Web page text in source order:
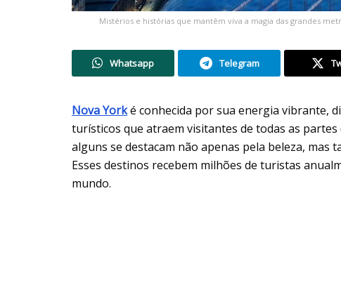
Mistérios e histórias que mantêm viva a magia das grandes
Whatsapp Telegram
Nova Yorké conhecida por sua energia vibrante,
turísticos que atraem visitantes de todas as
alguns se destacam não apenas pela beleza,
Esses destinos recebem milhões de turistas
mundo.